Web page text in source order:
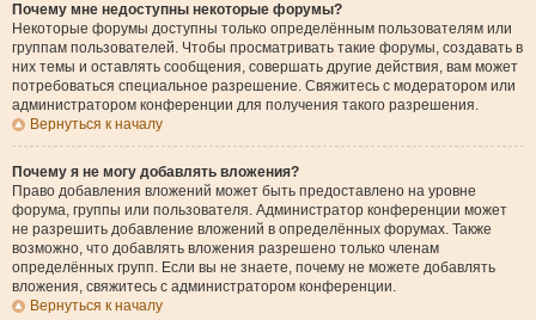
Почему мне недоступны некоторые форумы?
Некоторые форумы доступны только определённым пользователям или
группам пользователей. Чтобы просматривать такие форумы, создавать в
них темы и оставлять сообщения, совершать другие действия, вам может
потребоваться специальное разрешение. Свяжитесь с модератором или
администратором конференции для получения такого разрешения.
Вернуться к началу
Почему я не могу добавлять вложения?
Право добавления вложений может быть предоставлено на уровне
форума, группы или пользователя. Администратор конференции может
не разрешить добавление вложений в определённых форумах. Также
возможно, что добавлять вложения разрешено только членам
определённых групп. Если вы не знаете, почему не можете добавлять
вложения, свяжитесь с администратором конференции.
Вернуться к началу